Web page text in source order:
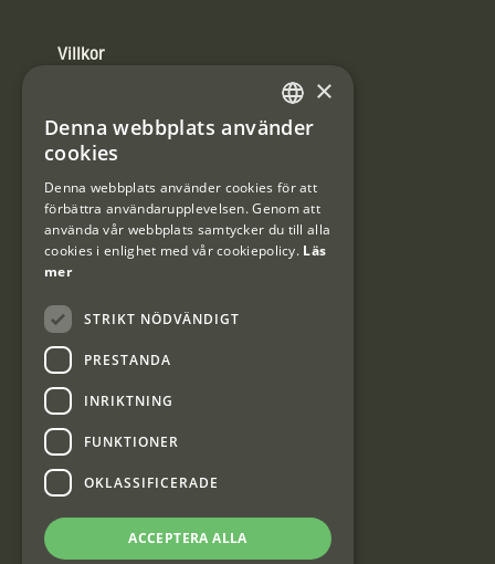
Villkor
Användarvillkor
#Interjaktfamily
Kundklubb
Information om kundklubben.
Interjakt SE
Interjakt Sweden AB, Årjäng
SWEDISH
×
Denna webbplats använder
cookies
Denna webbplats använder cookies för att
förbättra användarupplevelsen. Genom att
använda vår webbplats samtycker du till alla
cookies i enlighet med vår cookiepolicy. Läs
mer
STRIKT NÖDVÄNDIGT
PRESTANDA
INRIKTNING
FUNKTIONER
OKLASSIFICERADE
ACCEPTERA ALLA